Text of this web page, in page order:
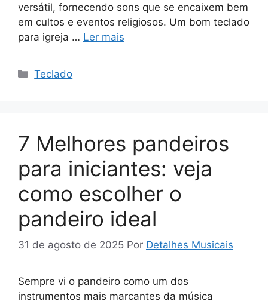
versátil, fornecendo sons que se encaixem bem
em cultos e eventos religiosos. Um bom teclado
para igreja … Ler mais
Categorias
Teclado
7 Melhores pandeiros
para iniciantes: veja
como escolher o
pandeiro ideal
31 de agosto de 2025 Por Detalhes Musicais
Sempre vi o pandeiro como um dos
instrumentos mais marcantes da música